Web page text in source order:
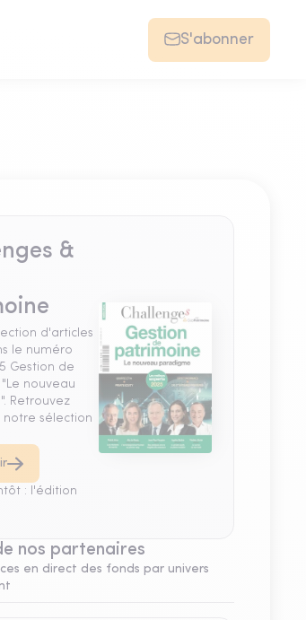
S'abonner
&
d'articles
le numéro
Gestion de
nouveau
Retrouvez
sélection
: l'édition
nos partenaires
en direct des fonds par univers